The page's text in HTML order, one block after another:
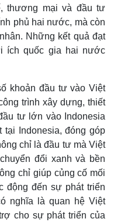
n
g
thương mại và đầu tư
phủ hai nước, mà còn
Những kết quả đạt
ích quốc gia hai nước
khoản đầu tư vào Việt
trình xây dựng, thiết
tư lớn vào Indonesia
Indonesia, đóng góp
chỉ là đầu tư mà Việt
đổi xanh và bền
chỉ giúp củng cố mối
động đến sự phát triển
nghĩa là quan hệ Việt
cho sự phát triển của